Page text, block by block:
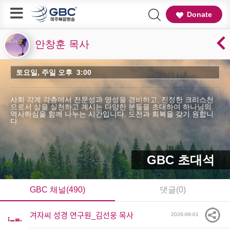
Donate
안창훈 목사
GBC 초대석
토요일, 주일 오후 3:00
사회 각계 각층에서 전문성과 영성을 겸비하고, 진정한 크리스천
으로서 삶을 실천하고 계시는 다양한 분들을 초대하여 하나님의
역사하심을 함께 나누는 시간입니다. 도전과 회복을 갖기 원합니
다.
GBC 채널(490) 댓글(0)
겨자씨 성경 연구원_김선웅 목사 2026-08-01